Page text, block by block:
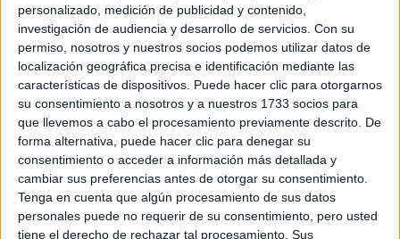
personalizado, medición de publicidad y contenido,
investigación de audiencia y desarrollo de servicios. Con su
permiso, nosotros y nuestros socios podemos utilizar datos de
localización geográfica precisa e identificación mediante las
características de dispositivos. Puede hacer clic para otorgarnos
su consentimiento a nosotros y a nuestros 1733 socios para
que llevemos a cabo el procesamiento previamente descrito. De
forma alternativa, puede hacer clic para denegar su
consentimiento o acceder a información más detallada y
cambiar sus preferencias antes de otorgar su consentimiento.
Tenga en cuenta que algún procesamiento de sus datos
personales puede no requerir de su consentimiento, pero usted
tiene el derecho de rechazar tal procesamiento. Sus
Soy:*
Chico
Chica
¿En qué año terminas (o terminaste) bachillerato o FP?
Soy estudiante de:*